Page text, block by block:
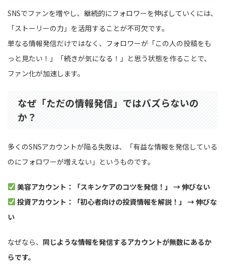
SNSでファンを増やし、継続的にフォロワーを伸ばしていくには、
「ストーリーの力」を活用することが不可欠です。
単なる情報発信だけではなく、フォロワーが「この人の投稿をも
っと見たい！」「続きが気になる！」と思う状態を作ることで、
ファン化が加速します。
なぜ「ただの情報発信」ではバズらないの
か？
多くのSNSアカウントが陥る失敗は、「有益な情報を発信している
のにフォロワーが増えない」というものです。
美容アカウント：「スキンケアのコツを発信！」 → 伸びない
投資アカウント：「初心者向けの投資情報を解説！」 → 伸びな
い
なぜなら、 同じような情報を発信するアカウントが無数にあるか
らです。